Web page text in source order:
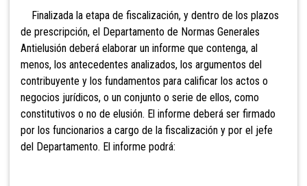
Finalizada la etapa de fiscalización, y dentro de los plazos
de prescripción, el Departamento de Normas Generales
Antielusión deberá elaborar un informe que contenga, al
menos, los antecedentes analizados, los argumentos del
contribuyente y los fundamentos para calificar los actos o
negocios jurídicos, o un conjunto o serie de ellos, como
constitutivos o no de elusión. El informe deberá ser firmado
por los funcionarios a cargo de la fiscalización y por el jefe
del Departamento. El informe podrá: